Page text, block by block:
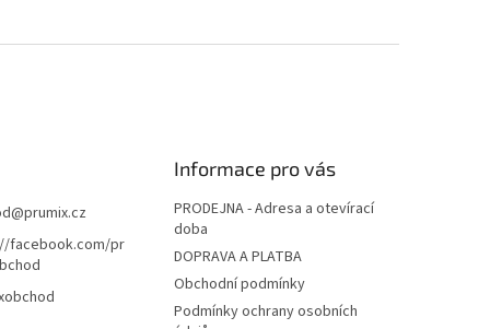
@prumix.cz
facebook.com/pr
Informace pro vás
PRODEJNA - Adresa a otevírací
doba
DOPRAVA A PLATBA
Obchodní podmínky
Podmínky ochrany osobních